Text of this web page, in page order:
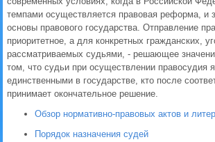
темпами осуществляется правовая реформа, и
основы правового государства. Отправление
приоритетное, а для конкретных гражданских,
рассматриваемых судьями, - решающее
том, что судьи при осуществлении правосудия
единственными в государстве, кто после
принимает окончательное решение.
Обзор нормативно-правовых актов и
Порядок назначения судей